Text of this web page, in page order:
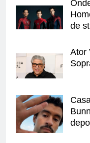
de
Ator